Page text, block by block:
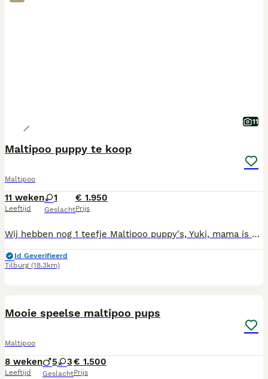
11
Maltipoo puppy te koop
Maltipoo
11 weken
Leeftijd
1
Geslacht
€ 1.950
Prijs
Wij hebben nog 1 teefje Maltipoo puppy's, Yuki, mama is Maltipoo, papa toypoedel en volledig getest. Mama, foto 11, en papa, foto 10, wonen beiden bij ons. Onze puppy's zijn gechipt, 2 x vaccinatie gehad, ontwormd volgens schema, nagekeken door onze dierenarts en geregistreerd bij NDG Nederland. Alle puppy's hebben een Europees Nederlands paspoort. Onze pups zijn geboren en opgegroeid in onze woonkamer zodat ze alle geluiden (tv, stofzuiger etc, meekrijgen voor een goede socialisatie. Wij zijn in bezit van UBN nummer. Wij zoeken voor onze pups een baasje voor het leven, die veel tijd aan de pups kunnen besteden, ze maken graag deel uit van het gezin, het liefst met tuin omdat ze graag buiten spelen Als de pups verhuizen naar hun nieuwe baasjes krijgen ze brokjes voor de eerste weken, mandje, speeltjes, nestgeurtje mee.
Id Geverifieerd
Tilburg (18.3km)
Mooie speelse maltipoo pups
Maltipoo
8 weken
Leeftijd
5 3
Geslacht
€ 1.500
Prijs